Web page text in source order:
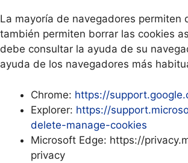
La mayoría de navegadores
también permiten borrar las cookies
debe consultar la ayuda de su
ayuda de los navegadores más
Chrome: https://
Explorer: https://
delete-manage-cookies
Microsoft Edge: https://
privacy